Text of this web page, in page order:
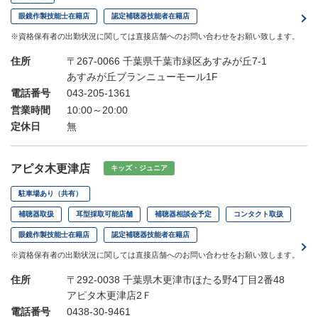
眼鏡作製技能士在籍店 認定補聴器技能者在籍店
※資格保有者の出勤状況に関しては直接店舗へのお問い合わせをお願い致します。
住所
〒267-0066 千葉県千葉市緑区あすみが丘7-1
あすみが丘ブランニューモール1F
電話番号
043-205-1361
営業時間
10:00～20:00
定休日
無
アピタ木更津店 キッズ・ジュニア
駐車場あり（共有）
補聴器取扱 耳型採取可能店舗 補聴器相談会予定 コンタクト取扱
眼鏡作製技能士在籍店 認定補聴器技能者在籍店
※資格保有者の出勤状況に関しては直接店舗へのお問い合わせをお願い致します。
住所
〒292-0038 千葉県木更津市ほたる野4丁目2番48
アピタ木更津店2Ｆ
電話番号
0438-30-9461